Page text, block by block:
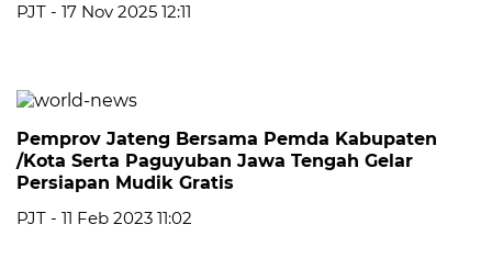
PJT - 17 Nov 2025 12:11
Pemprov Jateng Bersama Pemda Kabupaten
/Kota Serta Paguyuban Jawa Tengah Gelar
Persiapan Mudik Gratis
PJT - 11 Feb 2023 11:02